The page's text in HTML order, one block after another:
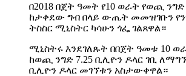
በ2018 በጀት ዓመት የ10 ወራት የወጪ
ከታቀደው ግብ በላይ ውጤት መመዝገቡን
ትስስር ሚኒስትር ካሳሁን ጎፌ ገልጸዋል።
ሚኒስትሩ እንደገለጹት በበጀት ዓመቱ 10
ከወጪ ንግድ 7.25 ቢሊዮን ዶላር ገቢ
ቢሊዮን ዶላር መገኘቱን አስታውቀዋል።